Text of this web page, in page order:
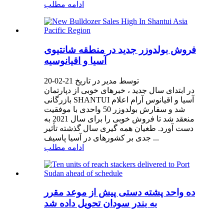
ادامه مطلب
فروش بولدوزر جدید در منطقه شانتیوی
آسیا و اقیانوسیه
توسط مدیر در تاریخ 21-02-20
در ابتدای سال جدید ، خبرهای خوبی از دپارتمان
بازرگانی SHANTUI آسیا و اقیانوس آرام اعلام
شد و سفارش بولدوزر 50 واحدی با موفقیت
منعقد شد تا فروش خوبی را برای سال 2021 به
دست آورد. طغیان همه گیری سال گذشته تأثیر
جدی بر کشورهای در آسیا پاسیف ...
ادامه مطلب
ده واحد پشته دستی پیش از موعد مقرر
به بندر سودان تحویل داده شد